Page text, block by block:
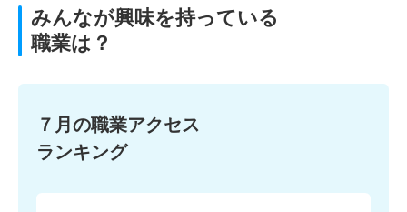
みんなが興味を持っている
職業は？
７月の職業アクセス
ランキング